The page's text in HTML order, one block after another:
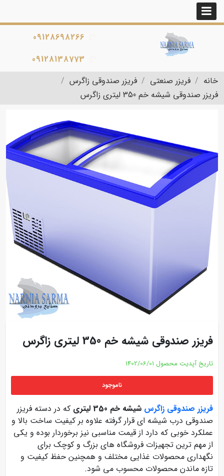
09128698266
09128138773
خانه
فریزر صنعتی
فریزر صندوقی زاگرس
فریزر صندوقی شیشه خم 350 لیتری زاگرس
فریزر صندوقی شیشه خم 350 لیتری زاگرس
تاریخ آپدیت محصول 1402/06/01
ناموجود
فریزر صندوقی زاگرس شیشه خم 350 لیتری
که در دسته فریزر
صندوقی درب شیشه ای قرار گرفته علاوه بر کیفیت ساخت بالا و
عملکرد خوبی که دارد از قیمت مناسبی نیز برخوردار بوده و یکی
از مهم ترین تجهیزات فروشگاه های بزرگ و کوچک برای
نگهداری محصولات غذایی مختلف و همچنین حفظ کیفیت و
تازه ماندن محصولات محسوب می شود.